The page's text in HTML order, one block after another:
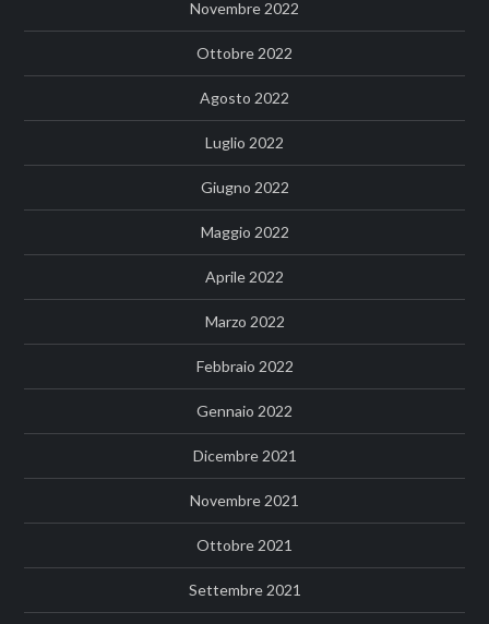
Novembre 2022
Ottobre 2022
Agosto 2022
Luglio 2022
Giugno 2022
Maggio 2022
Aprile 2022
Marzo 2022
Febbraio 2022
Gennaio 2022
Dicembre 2021
Novembre 2021
Ottobre 2021
Settembre 2021